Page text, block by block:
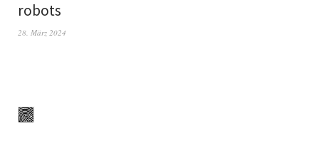
robots
28. März 2024